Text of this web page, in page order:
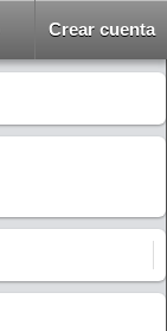
Crear cuenta